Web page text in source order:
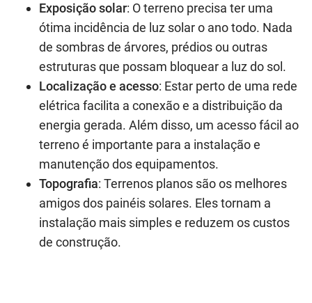
Exposição solar: O terreno precisa ter uma
ótima incidência de luz solar o ano todo. Nada
de sombras de árvores, prédios ou outras
estruturas que possam bloquear a luz do sol.
Localização e acesso: Estar perto de uma rede
elétrica facilita a conexão e a distribuição da
energia gerada. Além disso, um acesso fácil ao
terreno é importante para a instalação e
manutenção dos equipamentos.
Topografia: Terrenos planos são os melhores
amigos dos painéis solares. Eles tornam a
instalação mais simples e reduzem os custos
de construção.